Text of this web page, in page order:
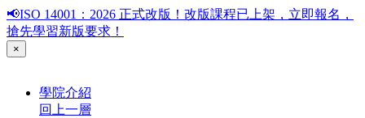
📢ISO 14001：2026 正式改版！改版課程已上架，立即報名，
搶先學習新版要求！
×
學院介紹
回上一層